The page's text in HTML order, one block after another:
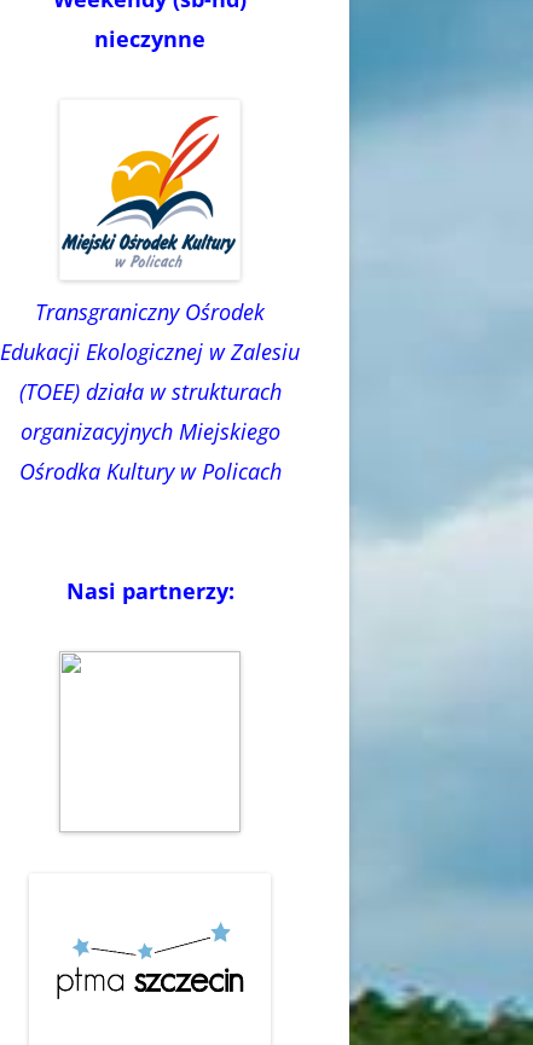
nieczynne
Transgraniczny Ośrodek
Edukacji Ekologicznej w Zalesiu
(TOEE) działa w strukturach
organizacyjnych Miejskiego
Ośrodka Kultury w Policach
Nasi partnerzy: